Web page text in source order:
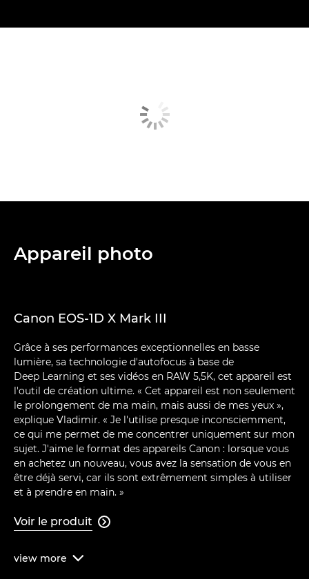
Appareil photo
Canon EOS-1D X Mark III
Grâce à ses performances exceptionnelles en basse
lumière, sa technologie d'autofocus à base de
Deep Learning et ses vidéos en RAW 5,5K, cet appareil est
l'outil de création ultime. « Cet appareil est non seulement
le prolongement de ma main, mais aussi de mes yeux »,
explique Vladimir. « Je l'utilise presque inconsciemment,
ce qui me permet de me concentrer uniquement sur mon
sujet. J'aime le format des appareils Canon : lorsque vous
en achetez un nouveau, vous avez la sensation de vous en
être déjà servi, car ils sont extrêmement simples à utiliser
et à prendre en main. »
Voir le produit 
view more 